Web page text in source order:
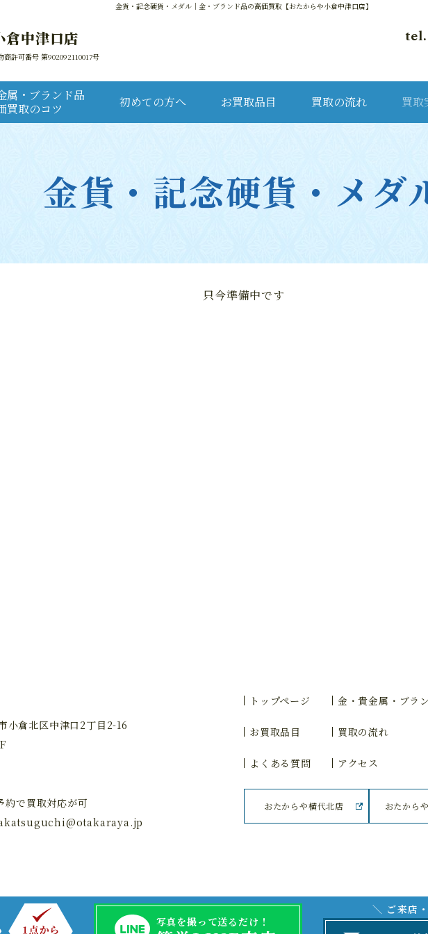
金貨・記念硬貨・メダル ｜金・ブランド品の高価買取【おたからや小倉中津口店】
倉中津口店
許可番号 第902092110017号
tel.
属・ブランド品
買取のコツ
初めての方へ お買取品目 買取の流れ 買取
ブランド
金貨・記念硬貨・メダ
只今準備中です
倉北区中津口2丁目2-16
で買取対応が可
トップページ 金・貴金属・ブラ
お買取品目 買取の流れ
よくある質問 アクセス
おたからや横代北店 おたから
写真を撮って送るだけ！
＼ ご来店